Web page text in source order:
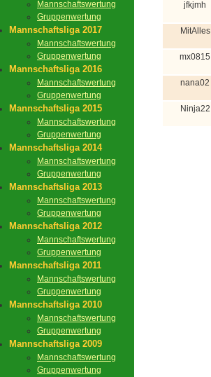
Mannschaftswertung
Gruppenwertung
Mannschaftsliga 2017
Mannschaftswertung
Gruppenwertung
Mannschaftsliga 2016
Mannschaftswertung
Gruppenwertung
Mannschaftsliga 2015
Mannschaftswertung
Gruppenwertung
Mannschaftsliga 2014
Mannschaftswertung
Gruppenwertung
Mannschaftsliga 2013
Mannschaftswertung
Gruppenwertung
Mannschaftsliga 2012
Mannschaftswertung
Gruppenwertung
Mannschaftsliga 2011
Mannschaftswertung
Gruppenwertung
Mannschaftsliga 2010
Mannschaftswertung
Gruppenwertung
Mannschaftsliga 2009
Mannschaftswertung
Gruppenwertung
jfkjmh
MitAlles
mx0815
nana02
Ninja22